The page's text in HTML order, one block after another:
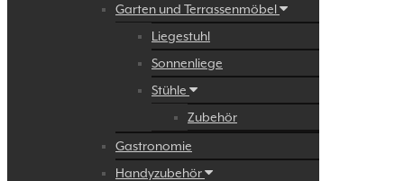
Garten und Terrassenmöbel
Liegestuhl
Sonnenliege
Stühle
Zubehör
Gastronomie
Handyzubehör